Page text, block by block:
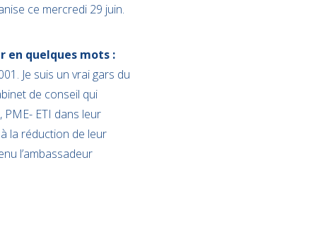
ce mercredi 29 juin.
en quelques mots :
Je suis un vrai gars du
de conseil qui
PME- ETI dans leur
la réduction de leur
l’ambassadeur